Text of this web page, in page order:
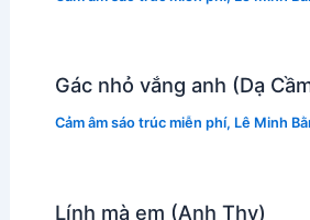
Gác nhỏ vắng anh (Dạ
Cảm âm sáo trúc miễn phí, Lê Minh
Lính mà em (Anh Thy)